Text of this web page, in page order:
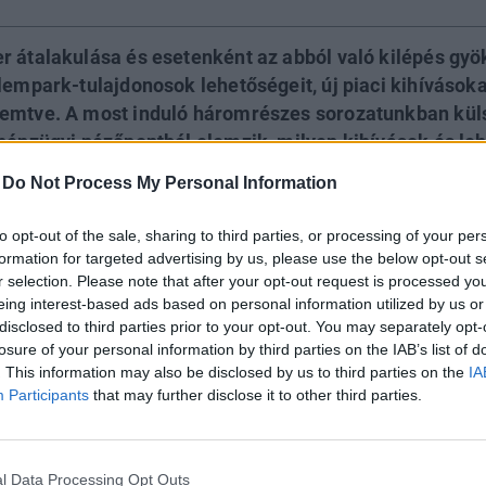
Do Not Process My Personal Information
opt-out of the sale, sharing to third parties, or processing of your
for targeted advertising by us, please use the below opt-out
selection. Please note that after your opt-out request is processed
interest-based ads based on personal information utilized by us
to third parties prior to your opt-out. You may separately
of your personal information by third parties on the IAB’s list of
This information may also be disclosed by us to third parties on the
Participants that may further disclose it to other third parties.
Data Processing Opt Outs
átalakulása és esetenként az abból való kilépés
tulajdonosok lehetőségeit, új piaci
A most induló háromrészes sorozatunkban
nézőpontból elemzik, milyen kihívások és
2026
jön az év egyik legjelentősebb üzleti fenntarthatósági
2026. A szektorsemleges konferencia a zöld gazdasággal
legégetőbb beavatkozási gyakorlatokkal foglalkozik, de
is. Részletek a linken.